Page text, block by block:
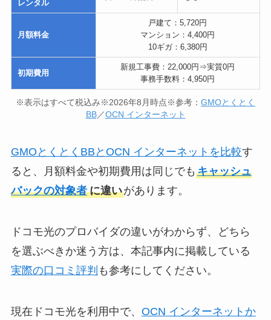
レンタル
月額料金
戸建て：5,720円
マンション：4,400円
10ギガ：6,380円
初期費用
新規工事費：22,000円⇒実質0円
事務手数料：4,950円
※表示はすべて税込み※2026年8月時点※参考： GMOとくとく
BB／OCN インターネット
GMOとくとくBBとOCN インターネットを比較す
ると、月額料金や初期費用は同じでも キャッシュ
バックの対象者 に違いがあります。
ドコモ光のプロバイダの違いがわからず、どちら
を選ぶべきか迷う方は、本記事内に掲載している
実際の口コミ評判 も参考にしてください。
現在ドコモ光を利用中で、 OCN インターネットか